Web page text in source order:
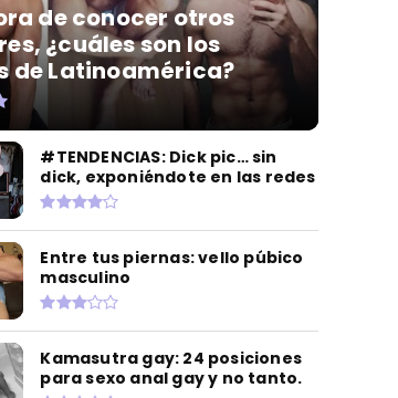
de conocer otros
¿cuáles son los
de Latinoamérica?
#TENDENCIAS: Dick pic… sin
dick, exponiéndote en las redes
Entre tus piernas: vello púbico
masculino
Kamasutra gay: 24 posiciones
para sexo anal gay y no tanto.